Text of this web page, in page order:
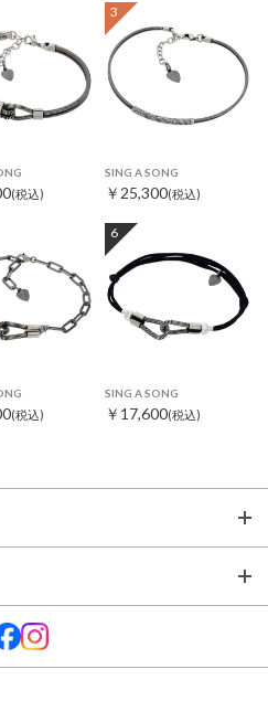
(税込)
3
SING A SONG
￥25,300(税込)
(税込)
6
SING A SONG
￥17,600(税込)